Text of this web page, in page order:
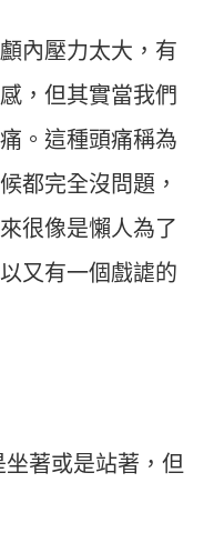
內壓力太大，有
，但其實當我們
。這種頭痛稱為
都完全沒問題，
很像是懶人為了
又有一個戲謔的
著或是站著，但